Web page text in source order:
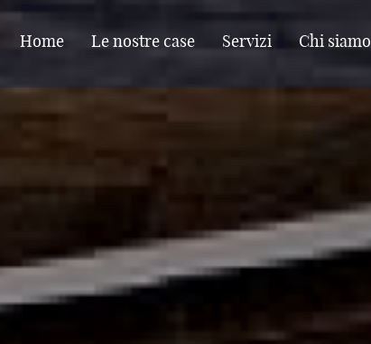
Home Le nostre case Servizi Chi siamo